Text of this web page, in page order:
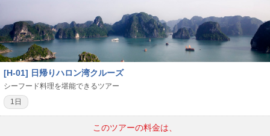
[H-01] 日帰りハロン湾クルーズ
シーフード料理を堪能できるツアー
1日
このツアーの料金は、